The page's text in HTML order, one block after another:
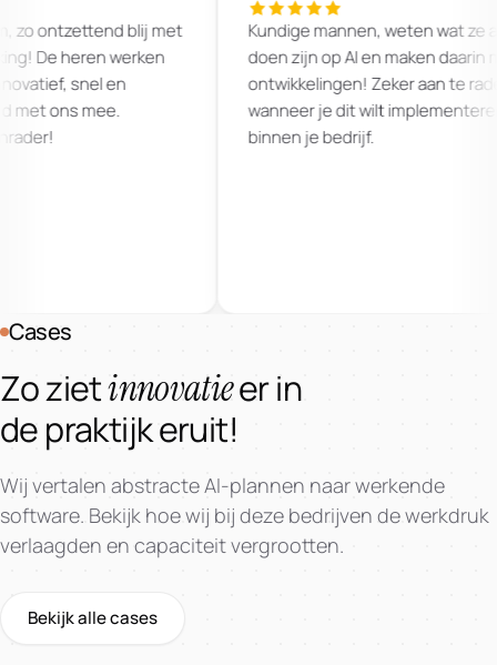
ontzettend blij met
De heren werken
snel en
ons mee.
Kundige mannen, weten wat ze
doen zijn op AI en maken daarin
ontwikkelingen! Zeker aan te raden
wanneer je dit wilt implementeren
binnen je bedrijf.
Cases
Zo zietinnovatieer in
de praktijk eruit!
Wij vertalen abstracte AI-plannen naar werkende
software. Bekijk hoe wij bij deze bedrijven de werkdruk
verlaagden en capaciteit vergrootten.
Bekijk alle cases